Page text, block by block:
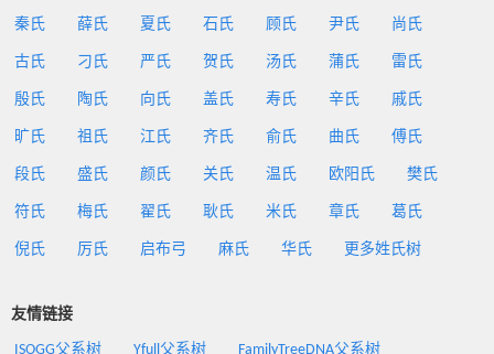
秦氏 薛氏 夏氏 石氏 顾氏 尹氏 尚氏
古氏 刁氏 严氏 贺氏 汤氏 蒲氏 雷氏
殷氏 陶氏 向氏 盖氏 寿氏 辛氏 戚氏
旷氏 祖氏 江氏 齐氏 俞氏 曲氏 傅氏
段氏 盛氏 颜氏 关氏 温氏 欧阳氏 樊氏
符氏 梅氏 翟氏 耿氏 米氏 章氏 葛氏
倪氏 厉氏 启布弓 麻氏 华氏 更多姓氏树
友情链接
ISOGG父系树 Yfull父系树 FamilyTreeDNA父系树